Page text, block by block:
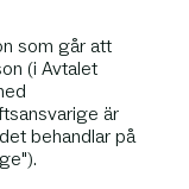
som går att
(i Avtalet
är
behandlar på